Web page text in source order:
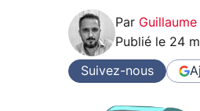
Par
Publié le 24
Suivez-nous